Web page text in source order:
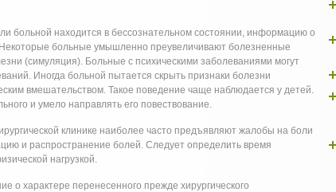
больной находится в бессознательном состоянии, информацию о
больные умышленно преувеличивают болезненные
(симуляция). Больные с психическими заболеваниями могут
Иногда больной пытается скрыть признаки болезни
вмешательством. Такое поведение чаще наблюдается у детей.
и умело направлять его повествование.
клинике наиболее часто предъявляют жалобы на боли
и распространение болей. Следует определить время
нагрузкой.
о характере перенесенного прежде хирургического